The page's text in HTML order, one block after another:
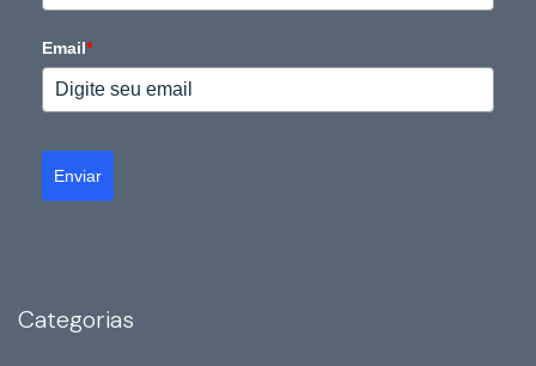
Email*
Enviar
Categorias